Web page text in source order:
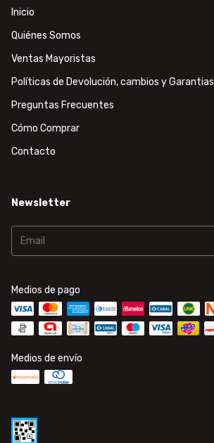
Inicio
Quiénes Somos
Ventas Mayoristas
Políticas de Devolución, cambios y Garantias
Preguntas Frecuentes
Cómo Comprar
Contacto
Newsletter
Medios de pago
Medios de envío